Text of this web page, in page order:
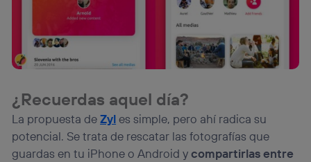
¿Recuerdas aquel día?
La propuesta deZyles simple, pero ahí radica su
potencial. Se trata de rescatar las fotografías que
guardas en tu iPhone o Android ycompartirlas entre